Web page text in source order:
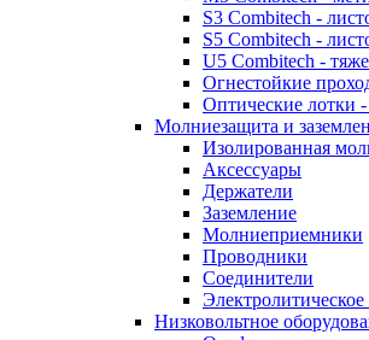
S3 Combitech -
S5 Combitech -
U5 Combitech -
Огнестойкие
Оптические лотки
Молниезащита и
Изолированная
Аксессуары
Держатели
Заземление
Молниеприемники
Проводники
Соединители
Электролитическое
Низковольтное